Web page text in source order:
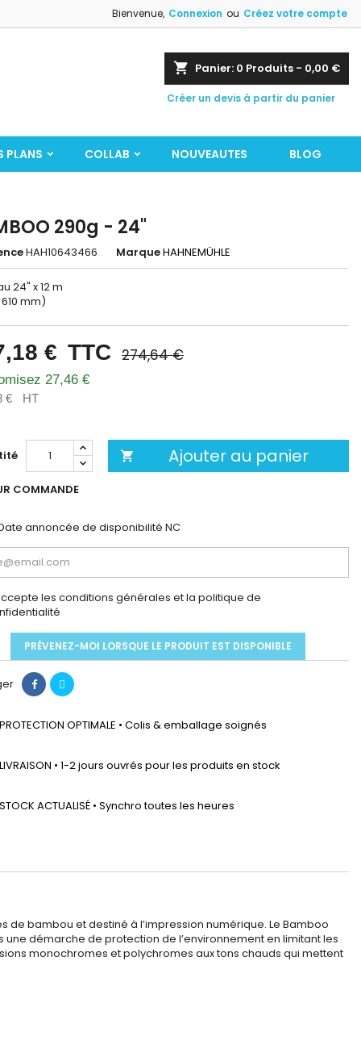
Bienvenue, Connexion ou Créez votre compte
shopping_cart Panier: 0 Produits - 0,00 €
Créer un devis à partir du panier
PLANS COLLAB NOUVEAUTES BLOG
290g - 24"
HAH10643466 MarqueHAHNEMÜHLE
24" x 12 m
mm)
€ TTC 274,64 €
27,46 €
€ HT
 Ajouter au panier
COMMANDE
annoncée de disponibilité NC
les conditions générales et la politique de
PRÉVENEZ-MOI LORSQUE LE PRODUIT EST DISPONIBLE
PROTECTION OPTIMALE • Colis & emballage soignés
LIVRAISON • 1-2 jours ouvrés pour les produits en stock
STOCK ACTUALISÉ • Synchro toutes les heures
bambou et destiné à l’impression numérique. Le Bamboo
démarche de protection de l’environnement en limitant les
monochromes et polychromes aux tons chauds qui mettent